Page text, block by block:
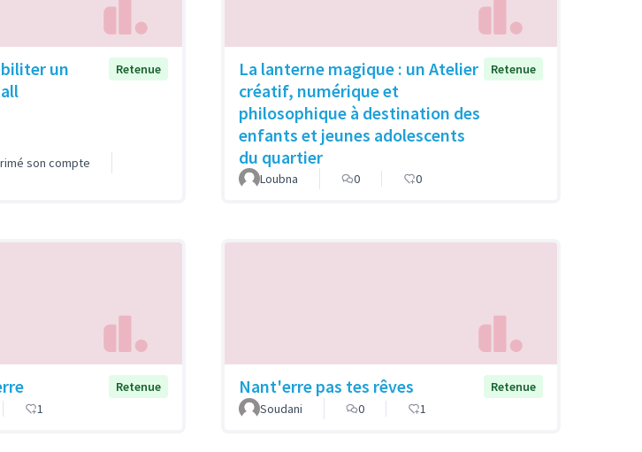
un
Retenue
son compte
La lanterne magique : un Atelier
créatif, numérique et
philosophique à destination des
enfants et jeunes adolescents
du quartier
Retenue
Loubna 0 0
Retenue
1
Nant'erre pas tes rêves
Retenue
Soudani
0 1